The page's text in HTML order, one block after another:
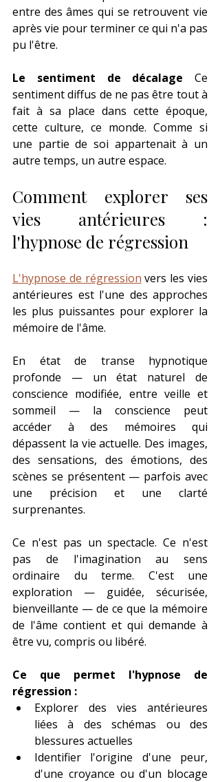
entre des âmes qui se retrouvent vie
après vie pour terminer ce qui n'a pas
pu l'être.
Le sentiment de décalage Ce
sentiment diffus de ne pas être tout à
fait à sa place dans cette époque,
cette culture, ce monde. Comme si
une partie de soi appartenait à un
autre temps, un autre espace.
Comment explorer ses
vies antérieures :
l'hypnose de régression
L'hypnose de régression vers les vies
antérieures est l'une des approches
les plus puissantes pour explorer la
mémoire de l'âme.
En état de transe hypnotique
profonde — un état naturel de
conscience modifiée, entre veille et
sommeil — la conscience peut
accéder à des mémoires qui
dépassent la vie actuelle. Des images,
des sensations, des émotions, des
scènes se présentent — parfois avec
une précision et une clarté
surprenantes.
Ce n'est pas un spectacle. Ce n'est
pas de l'imagination au sens
ordinaire du terme. C'est une
exploration — guidée, sécurisée,
bienveillante — de ce que la mémoire
de l'âme contient et qui demande à
être vu, compris ou libéré.
Ce que permet l'hypnose de
régression :
Explorer des vies antérieures
liées à des schémas ou des
blessures actuelles
Identifier l'origine d'une peur,
d'une croyance ou d'un blocage